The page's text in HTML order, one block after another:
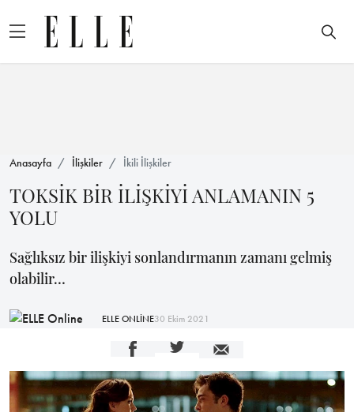
Anasayfa İlişkiler İkili İlişkiler
TOKSİK BİR İLİŞKİYİ ANLAMANIN 5
YOLU
Sağlıksız bir ilişkiyi sonlandırmanın zamanı gelmiş
olabilir…
ELLE ONLİNE30 Ekim 2021